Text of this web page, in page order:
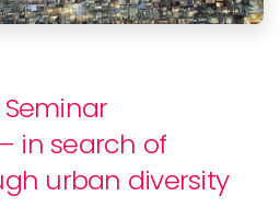
in search of
urban diversity